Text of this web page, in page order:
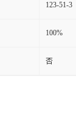
123-51-3
100%
否